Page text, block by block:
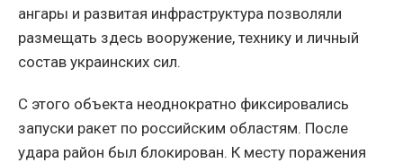
ангары и развитая инфраструктура позволяли
размещать здесь вооружение, технику и личный
состав украинских сил.
С этого объекта неоднократно фиксировались
запуски ракет по российским областям. После
удара район был блокирован. К месту поражения